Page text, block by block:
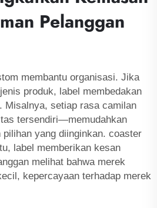
Pelanggan
membantu organisasi. Jika
produk, label membedakan
Misalnya, setiap rasa camilan
tersendiri—memudahkan
pilihan yang diinginkan. coaster
label memberikan kesan
melihat bahwa merek
kepercayaan terhadap merek